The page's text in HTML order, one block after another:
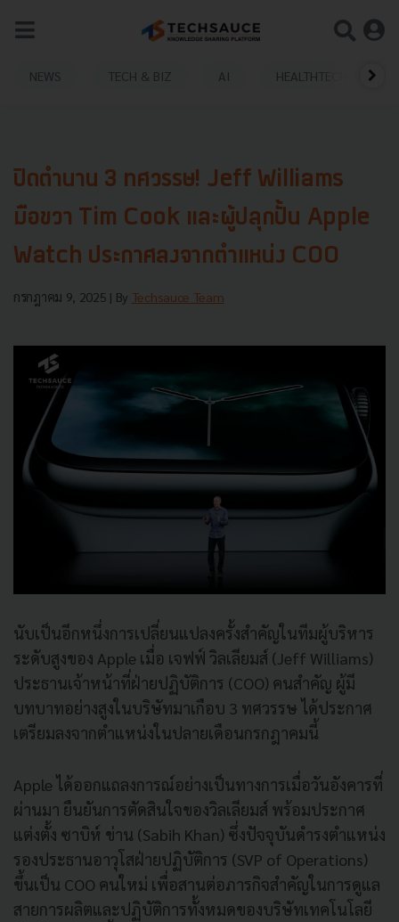
NEWS TECH & BIZ AI HEALTHTECH
ปิดตำนาน 3 ทศวรรษ! Jeff Williams
มือขวา Tim Cook และผู้ปลุกปั้น Apple
Watch ประกาศลงจากตำแหน่ง COO
กรกฎาคม 9, 2025 | By Techsauce Team
นับเป็นอีกหนึ่งการเปลี่ยนแปลงครั้งสำคัญในทีมผู้บริหาร
ระดับสูงของ Apple เมื่อ เจฟฟ์ วิลเลียมส์ (Jeff Williams)
ประธานเจ้าหน้าที่ฝ่ายปฏิบัติการ (COO) คนสำคัญ ผู้มี
บทบาทอย่างสูงในบริษัทมาเกือบ 3 ทศวรรษ ได้ประกาศ
เตรียมลงจากตำแหน่งในปลายเดือนกรกฎาคมนี้
Apple ได้ออกแถลงการณ์อย่างเป็นทางการเมื่อวันอังคารที่
ผ่านมา ยืนยันการตัดสินใจของวิลเลียมส์ พร้อมประกาศ
แต่งตั้ง ซาบิห์ ข่าน (Sabih Khan) ซึ่งปัจจุบันดำรงตำแหน่ง
รองประธานอาวุโสฝ่ายปฏิบัติการ (SVP of Operations)
ขึ้นเป็น COO คนใหม่ เพื่อสานต่อภารกิจสำคัญในการดูแล
สายการผลิตและปฏิบัติการทั้งหมดของบริษัทเทคโนโลยี